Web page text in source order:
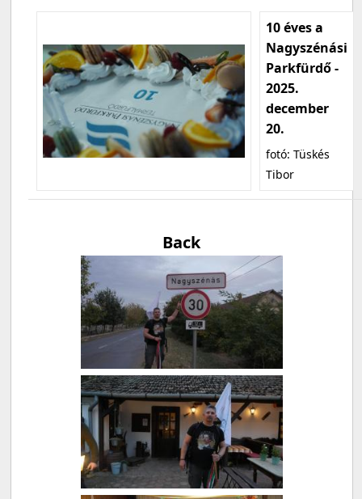
10 éves a
Nagyszénási
Parkfürdő -
2025.
december
20.
fotó: Tüskés
Tibor
Back